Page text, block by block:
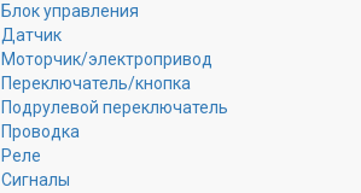
Блок управления
Датчик
Моторчик/электропривод
Переключатель/кнопка
Подрулевой переключатель
Проводка
Реле
Сигналы